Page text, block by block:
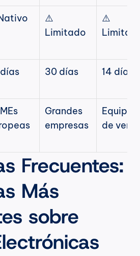
⚠️
Limitado
⚠️
30 días 14 días
Grandes
empresas
Equipos
de
Frecuentes:
Más
sobre